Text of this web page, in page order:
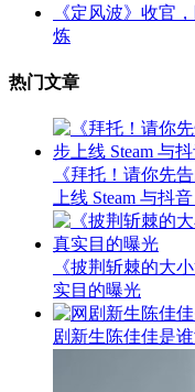
《定风波》收官
炼
热门文章
《拜托！请你先
上线 Steam 与抖音
《披荆斩棘的大
实目的曝光
剧新生陈佳佳是